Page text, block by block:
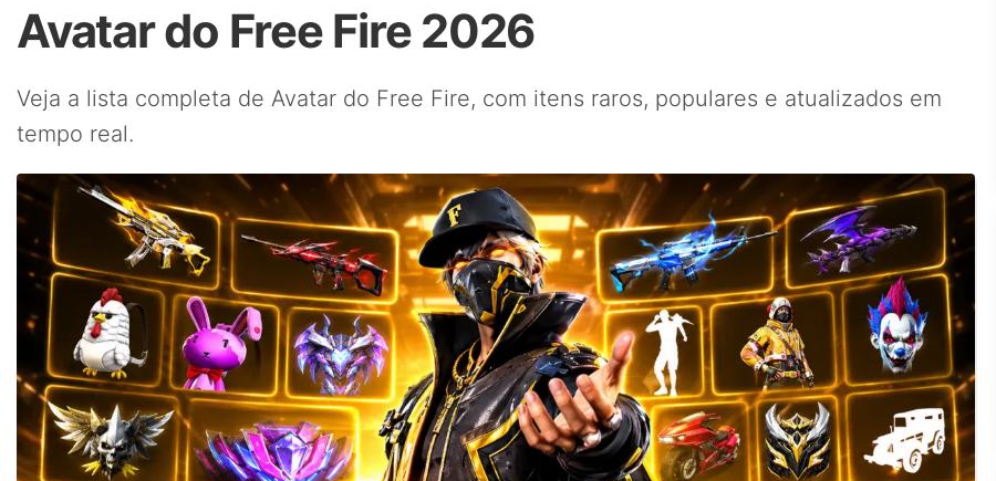
Avatar do Free Fire 2026
Veja a lista completa de Avatar do Free Fire, com itens raros, populares e atualizados em
tempo real.